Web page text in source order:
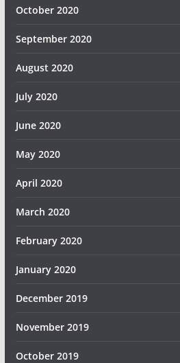
October 2020
September 2020
August 2020
July 2020
June 2020
May 2020
April 2020
March 2020
February 2020
January 2020
December 2019
November 2019
October 2019